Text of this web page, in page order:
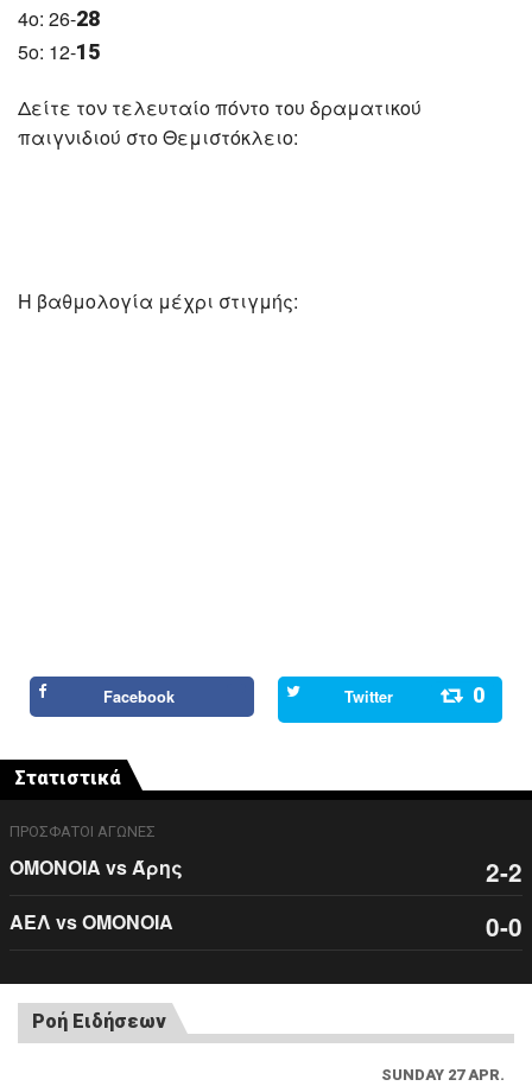
4ο: 26-28
5ο: 12-15
Δείτε τον τελευταίο πόντο του δραματικού
παιγνιδιού στο Θεμιστόκλειο:
Η βαθμολογία μέχρι στιγμής:
Facebook Twitter 0
Στατιστικά
ΠΡΟΣΦΑΤΟΙ ΑΓΩΝΕΣ
ΟΜΟΝΟΙΑ vs Άρης 2-2
ΑΕΛ vs ΟΜΟΝΟΙΑ 0-0
Ροή Ειδήσεων
SUNDAY 27 APR.